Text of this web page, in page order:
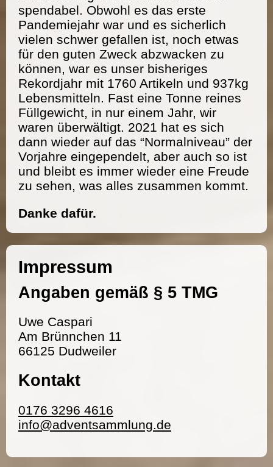
spendabel. Obwohl es das erste
Pandemiejahr war und es sicherlich
vielen schwer gefallen ist, noch etwas
für den guten Zweck abzwacken zu
können, war es unser bisheriges
Rekordjahr mit 1760 Artikeln und 937kg
Lebensmitteln. Fast eine Tonne reines
Füllgewicht, in nur einem Jahr, wir
waren überwältigt. 2021 hat es sich
dann wieder auf das “Normalniveau” der
Vorjahre eingependelt, aber auch so ist
und bleibt es immer wieder eine Freude
zu sehen, was alles zusammen kommt.
Danke dafür.
Impressum
Angaben gemäß § 5 TMG
Uwe Caspari
Am Brünnchen 11
66125 Dudweiler
Kontakt
0176 3296 4616
info@adventsammlung.de